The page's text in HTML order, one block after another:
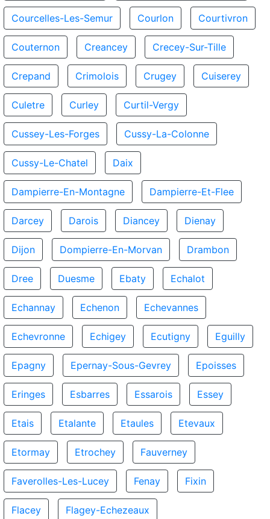
Courcelles-Les-Semur Courlon Courtivron
Couternon Creancey Crecey-Sur-Tille
Crepand Crimolois Crugey Cuiserey
Culetre Curley Curtil-Vergy
Cussey-Les-Forges Cussy-La-Colonne
Cussy-Le-Chatel Daix
Dampierre-En-Montagne Dampierre-Et-Flee
Darcey Darois Diancey Dienay
Dijon Dompierre-En-Morvan Drambon
Dree Duesme Ebaty Echalot
Echannay Echenon Echevannes
Echevronne Echigey Ecutigny Eguilly
Epagny Epernay-Sous-Gevrey Epoisses
Eringes Esbarres Essarois Essey
Etais Etalante Etaules Etevaux
Etormay Etrochey Fauverney
Faverolles-Les-Lucey Fenay Fixin
Flacey Flagey-Echezeaux